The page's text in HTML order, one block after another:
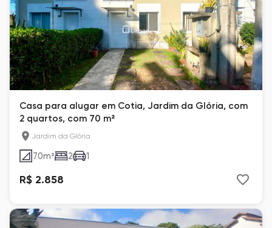
Casa para alugar em Cotia, Jardim da Glória, com
2 quartos, com 70 m²
Jardim da Glória
70m² 2 1
R$ 2.858